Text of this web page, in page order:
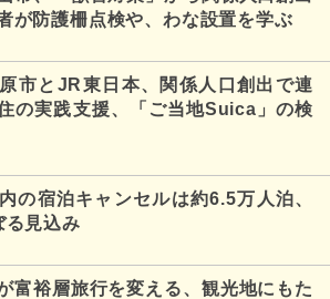
が防護柵点検や、わな設置を学ぶ
市とJR東日本、関係人口創出で連
の実践支援、「ご当地Suica」の検
の宿泊キャンセルは約6.5万人泊、
る見込み
富裕層旅行を変える、観光地にもた